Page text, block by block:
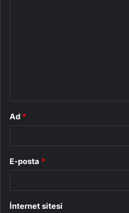
Ad *
E-posta *
İnternet sitesi